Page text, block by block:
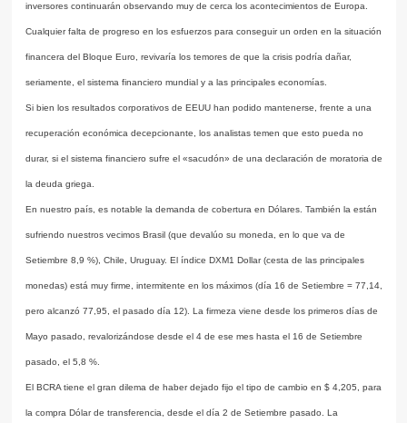
inversores continuarán observando muy de cerca los acontecimientos de Europa.
Cualquier falta de progreso en los esfuerzos para conseguir un orden en la situación
financera del Bloque Euro, revivaría los temores de que la crisis podría dañar,
seriamente, el sistema financiero mundial y a las principales economías.
Si bien los resultados corporativos de EEUU han podido mantenerse, frente a una
recuperación económica decepcionante, los analistas temen que esto pueda no
durar, si el sistema financiero sufre el «sacudón» de una declaración de moratoria de
la deuda griega.
En nuestro país, es notable la demanda de cobertura en Dólares. También la están
sufriendo nuestros vecimos Brasil (que devalúo su moneda, en lo que va de
Setiembre 8,9 %), Chile, Uruguay. El índice DXM1 Dollar (cesta de las principales
monedas) está muy firme, intermitente en los máximos (día 16 de Setiembre = 77,14,
pero alcanzó 77,95, el pasado día 12). La firmeza viene desde los primeros días de
Mayo pasado, revalorizándose desde el 4 de ese mes hasta el 16 de Setiembre
pasado, el 5,8 %.
El BCRA tiene el gran dilema de haber dejado fijo el tipo de cambio en $ 4,205, para
la compra Dólar de transferencia, desde el día 2 de Setiembre pasado. La